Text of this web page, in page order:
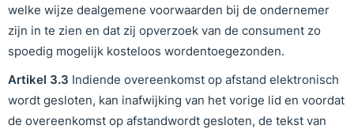
welke wijze dealgemene voorwaarden bij de ondernemer
zijn in te zien en dat zij opverzoek van de consument zo
spoedig mogelijk kosteloos wordentoegezonden.
Artikel 3.3 Indiende overeenkomst op afstand elektronisch
wordt gesloten, kan inafwijking van het vorige lid en voordat
de overeenkomst op afstandwordt gesloten, de tekst van